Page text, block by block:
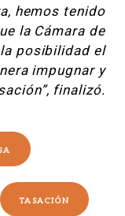
hemos tenido
la Cámara de
posibilidad el
impugnar y
finalizó.
TASACIÓN